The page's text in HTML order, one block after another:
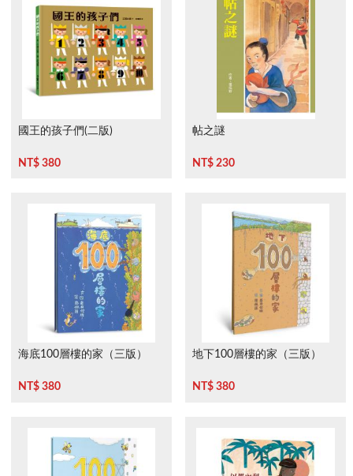
國王的孩子們(二版)
NT$ 380
帖之謎
NT$ 230
海底100層樓的家（三版）
NT$ 380
地下100層樓的家（三版）
NT$ 380